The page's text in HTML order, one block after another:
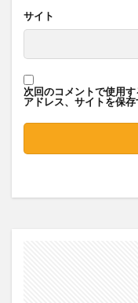
サイト
次回のコメントで使用
アドレス、サイトを保存